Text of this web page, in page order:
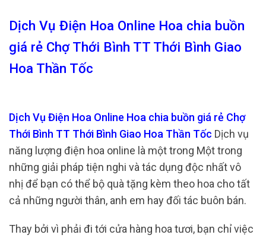
Dịch Vụ Điện Hoa Online Hoa chia buồn
giá rẻ Chợ Thới Bình TT Thới Bình Giao
Hoa Thần Tốc
Dịch Vụ Điện Hoa Online Hoa chia buồn giá rẻ Chợ
Thới Bình TT Thới Bình Giao Hoa Thần Tốc Dịch vụ
năng lượng điện hoa online là một trong Một trong
những giải pháp tiện nghi và tác dụng độc nhất vô
nhị để bạn có thể bộ quà tặng kèm theo hoa cho tất
cả những người thân, anh em hay đối tác buôn bán.
Thay bởi vì phải đi tới cửa hàng hoa tươi, bạn chỉ việc